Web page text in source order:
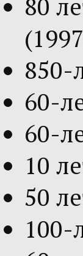
850-
60-
60-
10
50
100-